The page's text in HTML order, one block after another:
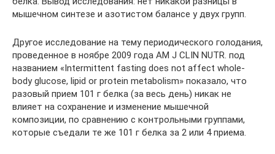
мышечном синтезе и азотистом балансе у двух групп.
Другое исследование на тему периодического голодания,
проведенное в ноябре 2009 года AM J CLIN NUTR. под
названием «Intermittent fasting does not affect whole-
body glucose, lipid or protein metabolism» показало, что
разовый прием 101 г белка (за весь день) никак не
влияет на сохранение и изменение мышечной
композиции, по сравнению с контрольными группами,
которые съедали те же 101 г белка за 2 или 4 приема.